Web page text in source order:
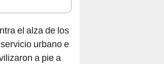
el alza de los
urbano e
a pie a